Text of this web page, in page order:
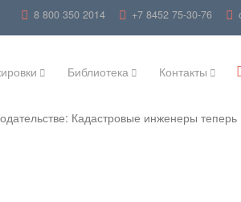
8 800 350 2014 +7 8452 75-30-76
Библиотека Контакты
Кадастровые инженеры теперь